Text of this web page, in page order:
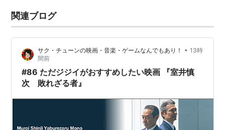
関連ブログ
サク・チューンの映画・音楽・ゲームなんでもあり！ • 13時
間前
#86 ただジジイがおすすめしたい映画 『室井慎
次 敗れざる者』